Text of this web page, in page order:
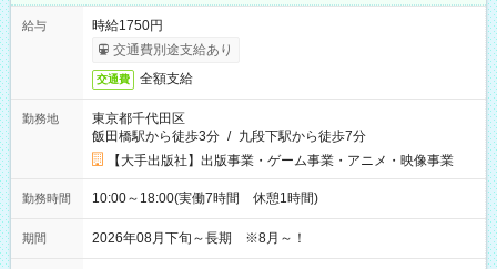
給与
時給1750円
交通費別途支給あり
交通費 全額支給
勤務地
東京都千代田区
飯田橋駅から徒歩3分 / 九段下駅から徒歩7分
【大手出版社】出版事業・ゲーム事業・アニメ・映像事業
勤務時間 10:00～18:00(実働7時間 休憩1時間)
期間 2026年08月下旬～長期 ※8月～！